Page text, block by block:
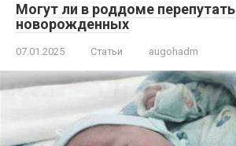
Могут ли в роддоме перепутать
новорожденных
07.01.2025 Статьи augohadm